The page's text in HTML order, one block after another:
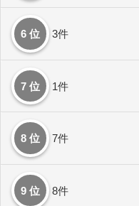
6 位 3件
7 位 1件
8 位 7件
9 位 8件